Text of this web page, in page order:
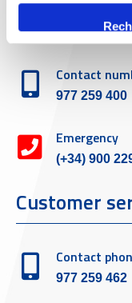
Passeig de
Contact
977 259 400
Emergency
(+34) 900
Customer
Contact
977 259 462